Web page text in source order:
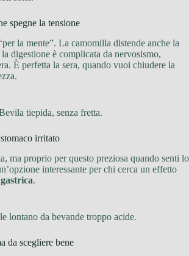
spegne la tensione
la mente”. La camomilla distende anche la
digestione è complicata da nervosismo,
È perfetta la sera, quando vuoi chiudere la
tiepida, senza fretta.
irritato
ma proprio per questo preziosa quando senti lo
interessante per chi cerca un effetto
.
lontano da bevande troppo acide.
da scegliere bene